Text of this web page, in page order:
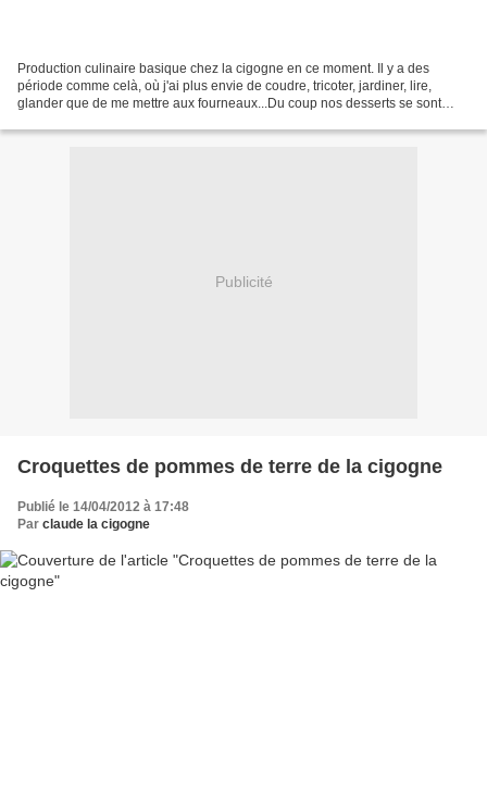
Production culinaire basique chez la cigogne en ce moment. Il y a des
période comme celà, où j'ai plus envie de coudre, tricoter, jardiner, lire,
glander que de me mettre aux fourneaux...Du coup nos desserts se sont
Publicité
Croquettes de pommes de terre de la cigogne
Publié le 14/04/2012 à 17:48
Par claude la cigogne